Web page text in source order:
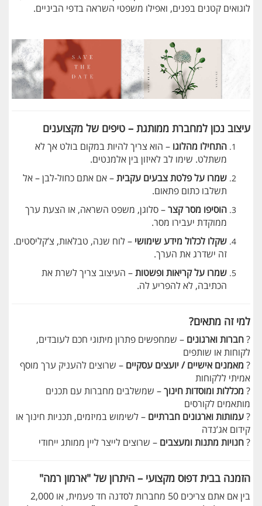
לוגואים קטנים בפנים, ואפילו משפטי השראה בדפי הביניים.
עיצוב נכון למחברת ממותגת – טיפים של מקצוענים
התחילו מהלוגו – הוא צריך להיות במקום בולט אך לא
משתלט. שימו לב לאיזון בין אלמנטים.
שמרו על פלטת צבעים עקבית– אם אתם כחול-לבן – אל
תשלבו כתום פתאום.
הוסיפו מסר קצר– סלוגן, משפט השראה, או הצעת ערך
ממוקדת יעבירו מסר.
שקלו לכלול מידע שימושי – לוח שנה, טבלאות, צ’קליסטים.
זה ישדרג את הערך.
שמרו על קריאות ופשטות– העיצוב צריך לשרת את
הכתיבה, לא להפריע לה.
למי זה מתאים?
?חברות וארגונים – שמחפשים פתרון מיתוגי חכם לעובדים,
לקוחות או שותפים
? מאמנים אישיים / יועצים עסקיים – שרוצים להעניק ערך מוסף
אמיתי ללקוחות
? מכללות ומוסדות חינוך– שמשלבים מחברות עם תכנים
מותאמים לקורסים
?עמותות וארגונים חברתיים – לשימוש במיזמים, תכניות חינוך או
קידום אג’נדה
?חנויות מתנות ומעצבים – שרוצים לייצר ליין ממותג ייחודי
הזמנה בבית דפוס מקצועי – היתרון של "ארמון רמה"
בין אם אתם צריכים 50 מחברות לסדנה חד פעמית, או 2,000